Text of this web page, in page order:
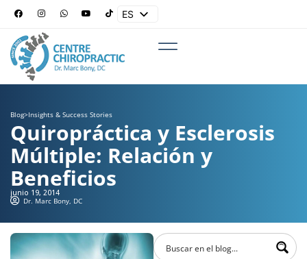
ES
Blog>Insights & Success Stories
Quiropráctica y Esclerosis
Múltiple: Relación y
Beneficios
junio 19, 2014
Dr. Marc Bony, DC